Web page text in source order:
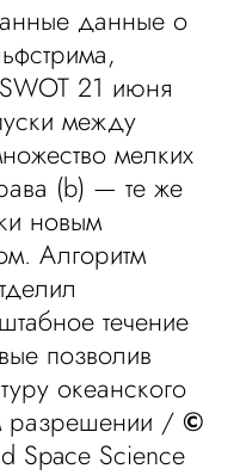
данные о
21 июня
между
мелких
(b) — те же
новым
Алгоритм
течение
позволив
океанского
разрешении /©
Space Science